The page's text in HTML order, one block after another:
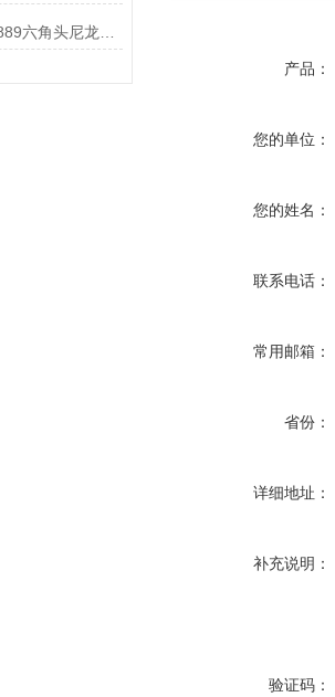
产品：
您的单位：
您的姓名：
联系电话：
常用邮箱：
省份：
详细地址：
补充说明：
验证码：